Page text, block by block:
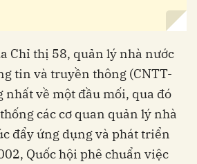
Chỉ thị 58, quản lý nhà nước
tin và truyền thông (CNTT-
nhất về một đầu mối, qua đó
các cơ quan quản lý nhà
đẩy ứng dụng và phát triển
Quốc hội phê chuẩn việc